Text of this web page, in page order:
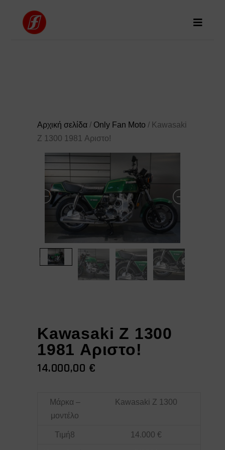
Αρχική σελίδα / Only Fan Moto / Kawasaki
Z 1300 1981 Αριστο!
Kawasaki Z 1300
1981 Αριστο!
14.000,00 €
Μάρκα –
μοντέλο
Kawasaki Z 1300
Τιμή8 14.000 €